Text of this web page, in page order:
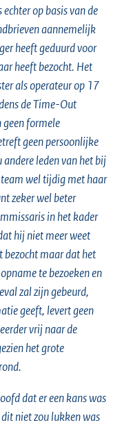
op basis van de
aannemelijk
heeft geduurd voor
heeft bezocht. Het
als operateur op 17
de Time-Out
geen formele
geen persoonlijke
leden van het bij
wel tijdig met haar
zeker wel beter
in het kader
hij niet meer weet
bezocht maar dat het
te bezoeken en
zal zijn gebeurd,
geeft, levert geen
vrij naar de
het grote
dat er een kans was
niet zou lukken was